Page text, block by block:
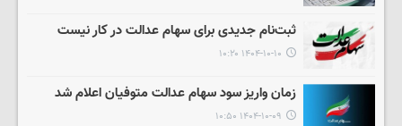
ثبت‌نام جدیدی برای سهام عدالت در کار نیست
۱۴۰۴-۱۰-۱۰ ۱۰:۲۰
زمان واریز سود سهام عدالت متوفیان اعلام شد
۱۴۰۴-۱۰-۰۹ ۱۰:۵۰